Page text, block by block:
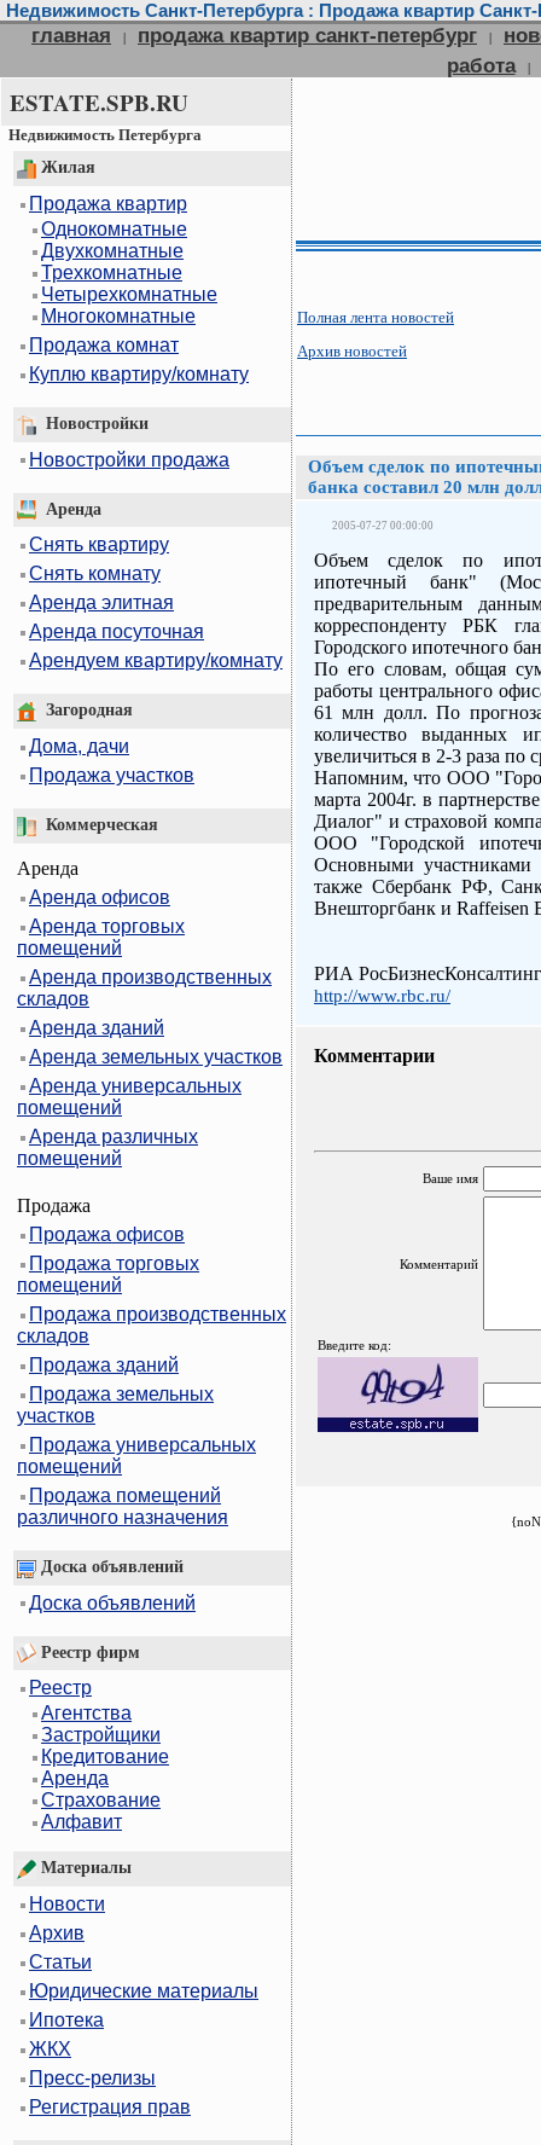
Недвижимость Санкт-Петербурга : Продажа квартир
главная | продажа квартир санкт-петербург |
работа
|
ESTATE.SPB.RU
Недвижимость Петербурга
Жилая
Продажа квартир
Однокомнатные
Двухкомнатные
Трехкомнатные
Четырехкомнатные
Многокомнатные
Продажа комнат
Куплю квартиру/комнату
Новостройки
Новостройки продажа
Аренда
Снять квартиру
Снять комнату
Аренда элитная
Аренда посуточная
Арендуем квартиру/комнату
Загородная
Дома, дачи
Продажа участков
Коммерческая
Аренда
Аренда офисов
Аренда торговых
помещений
Аренда производственных
складов
Аренда зданий
Аренда земельных участков
Аренда универсальных
помещений
Аренда различных
помещений
Продажа
Продажа офисов
Продажа торговых
помещений
Продажа производственных
складов
Продажа зданий
Продажа земельных
участков
Продажа универсальных
помещений
Продажа помещений
различного назначения
Доска объявлений
Доска объявлений
Реестр фирм
Реестр
Агентства
Застройщики
Кредитование
Аренда
Страхование
Алфавит
Материалы
Новости
Архив
Статьи
Юридические материалы
Ипотека
ЖКХ
Пресс-релизы
Регистрация прав
Полная лента новостей
Архив новостей
Объем сделок по
банка составил 20 млн
2005-07-27 00:00:00
Объем сделок по
ипотечный банк"
предварительным
корреспонденту РБК
Городского ипотечного
По его словам, общая
работы центрального
61 млн долл. По
количество выданных
увеличиться в 2-3 раза по
Напомним, что ООО
марта 2004г. в
Диалог" и страховой
ООО "Городской
Основными участниками
также Сбербанк РФ,
Внешторгбанк и Raffeisen
РИА РосБизнесКонсалтинг
http://www.rbc.ru/
Комментарии
Ваше имя
Комментарий
Введите код: